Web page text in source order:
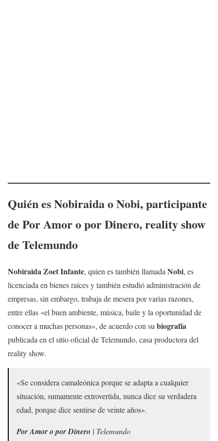
Quién esNobiraida o Nobi, participante
de Por Amor o por Dinero, reality show
de Telemundo
Nobiraida Zoet Infante, quien es también llamada Nobi, es
licenciada en bienes raíces y también estudió administración de
empresas, sin embargo, trabaja de mesera por varias razones,
entre ellas «el buen ambiente, música, baile y la oportunidad de
conocer a muchas personas», de acuerdo con su biografía
publicada en el sitio oficial de Telemundo, casa productora del
reality show.
«Se considera camaleónica porque se adapta a cualquier
situación, sumamente extrovertida, nunca dice su verdadera
edad, porque dice sentirse de veinte años».
Por Amor o por Dinero | Telemundo